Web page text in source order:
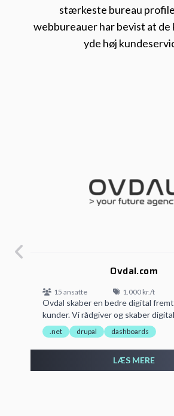
stærkeste bureau
webbureauer har bevist at de
yde høj
Ovdal.com
15 ansatte 1.000 kr./t
Ovdal skaber en bedre digital
kunder. Vi rådgiver og skaber
.net drupal dashboards
LÆS MERE